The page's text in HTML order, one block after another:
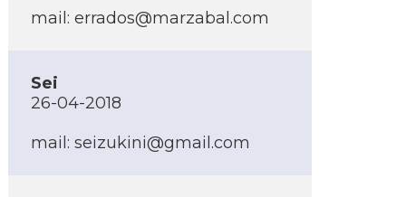
mail: errados@marzabal.com
Sei
26-04-2018
mail: seizukini@gmail.com